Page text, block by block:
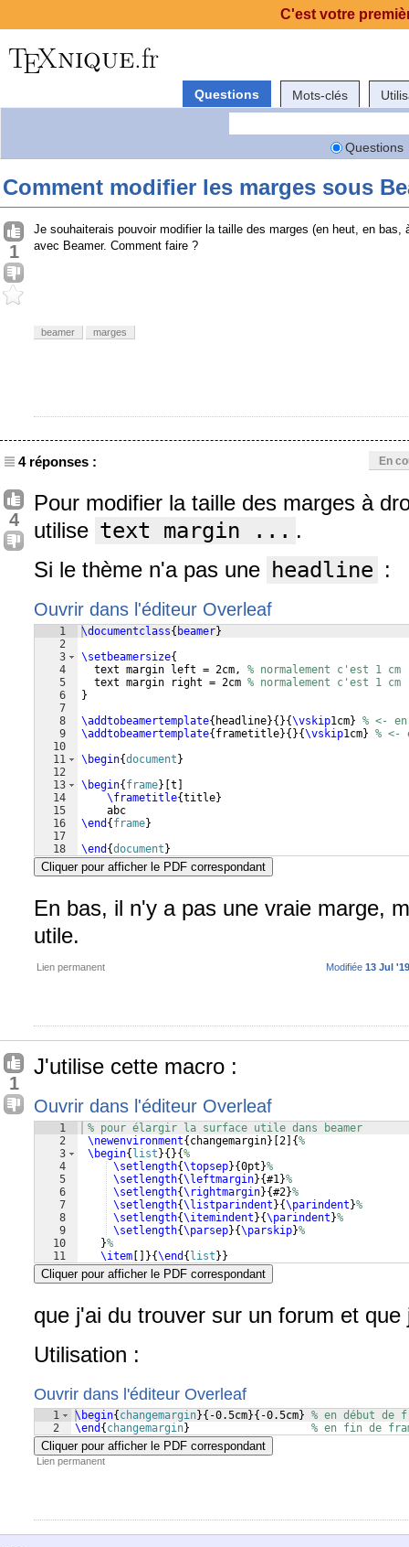
Questions Mots-clés
Questions
Comment modifier les marges sous
1
Je souhaiterais pouvoir modifier la taille des marges (en heut, en
avec Beamer. Comment faire ?
beamer marges
4 réponses : En
4
Pour modifier la taille des marges à
utilise text margin ... .
Si le thème n'a pas une headline :
Ouvrir dans l'éditeur Overleaf
1
2
3
4
5
6
7
8
9
10
11
12
13
14
15
16
17
18
\documentclass{ beamer}
\setbeamersize{
  text margin left = 2cm,
% normalement c'est 1 cm
  text margin right = 2cm
% normalement c'est 1 cm
}
\addtobeamertemplate{ headline}{ }{\vskip1cm} % <-
\addtobeamertemplate{ frametitle}{ }{\vskip1cm} % <-
\begin{document }
\begin{ frame} t
\frametitle{title}
    abc
\end { frame}
\end {document }
Cliquer pour afficher le PDF correspondant
En bas, il n'y a pas une vraie marge,
utile.
Lien permanent Modifiée 13 Jul
1
J'utilise cette macro :
Ouvrir dans l'éditeur Overleaf
1
2
3
4
5
6
7
8
9
10
11
% pour élargir la surface utile dans beamer
\newenvironment{ changemargin} 2 {%
\begin{ list }{ }{%
\setlength{\topsep}{0pt }%
\setlength{\leftmargin}{#1}%
\setlength{\rightmargin}{#2}%
\setlength{\listparindent }{\parindent }%
\setlength{\itemindent }{\parindent }%
\setlength{\parsep}{\parskip}%
}%
\item
]}{\end { list } }
Cliquer pour afficher le PDF correspondant
que j'ai du trouver sur un forum et
Utilisation :
Ouvrir dans l'éditeur Overleaf
1
2
\begin{ changemargin}{ -0.5cm}{ -0.5cm} % en début
\end { changemargin} % en fin de
Cliquer pour afficher le PDF correspondant
Lien permanent
C'est votre